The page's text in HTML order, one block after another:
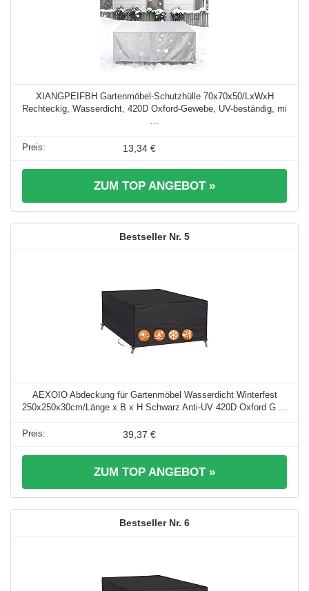
XIANGPEIFBH Gartenmöbel-Schutzhülle 70x70x50/LxWxH
Rechteckig, Wasserdicht, 420D Oxford-Gewebe, UV-beständig, mi
13,34 €
ZUM TOP ANGEBOT »
5
AEXOIO Abdeckung für Gartenmöbel Wasserdicht Winterfest
250x250x30cm/Länge x B x H Schwarz Anti-UV 420D Oxford G ...
39,37 €
ZUM TOP ANGEBOT »
6